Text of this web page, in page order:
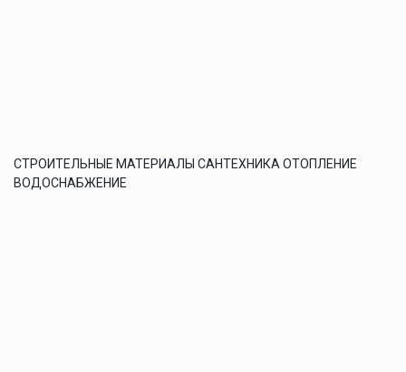
СТРОИТЕЛЬНЫЕ МАТЕРИАЛЫ САНТЕХНИКА ОТОПЛЕНИЕ
ВОДОСНАБЖЕНИЕ